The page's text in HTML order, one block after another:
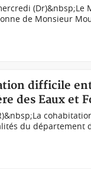
(Dr)&nbsp;Le
de Monsieur
difficile
des Eaux et
du département